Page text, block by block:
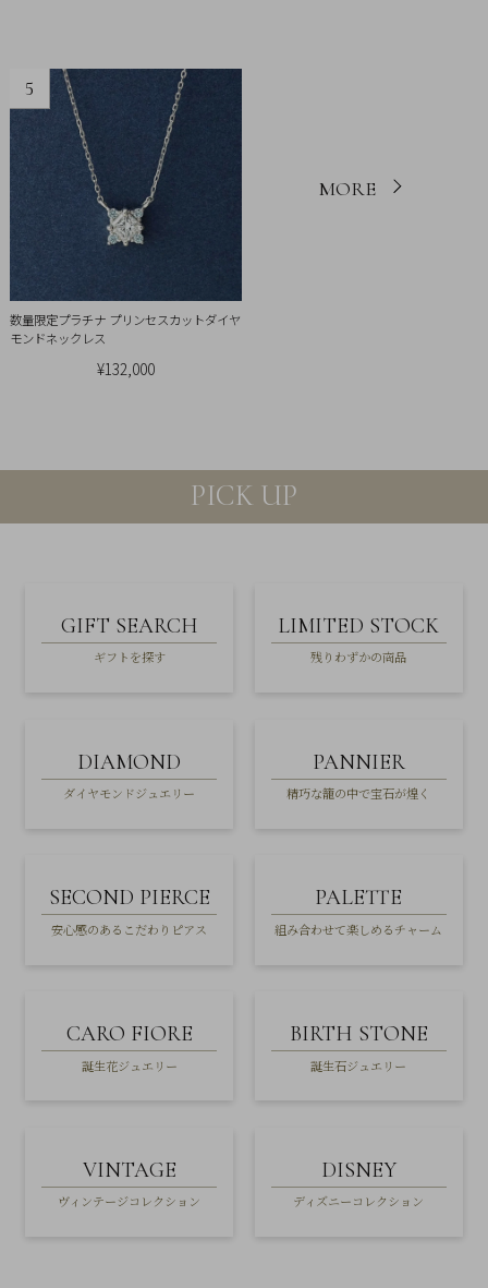
5
数量限定プラチナ プリンセスカットダイヤ
モンドネックレス
¥132,000
MORE
PICK UP
GIFT SEARCH
ギフトを探す
LIMITED STOCK
残りわずかの商品
DIAMOND
ダイヤモンドジュエリー
PANNIER
精巧な籠の中で宝石が煌く
SECOND PIERCE
安心感のあるこだわりピアス
PALETTE
組み合わせて楽しめるチャーム
CARO FIORE
誕生花ジュエリー
BIRTH STONE
誕生石ジュエリー
VINTAGE
ヴィンテージコレクション
DISNEY
ディズニーコレクション